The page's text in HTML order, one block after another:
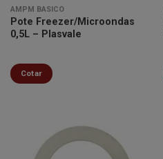
AMPM BÁSICO
Pote Freezer/Microondas
0,5L – Plasvale
Cotar